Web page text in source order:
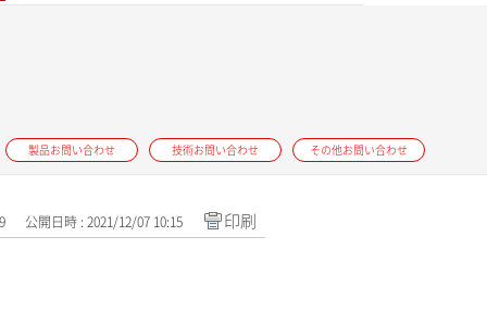
製品お問い合わせ 技術お問い合わせ その他お問い合わせ
公開日時 : 2021/12/07 10:15 印刷